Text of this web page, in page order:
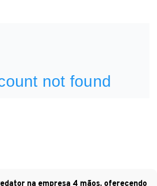
na empresa 4 mãos, oferecendo